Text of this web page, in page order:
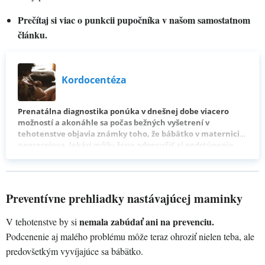
Prečítaj si viac o punkcii pupočníka v našom samostatnom
článku.
Kordocentéza
Prenatálna diagnostika ponúka v dnešnej dobe viacero
možností a akonáhle sa počas bežných vyšetrení v
tehotenstve objavia známky toho, že bábätko v maternici
neprospieva, lekári môžu žene odporučiť aj podstúpenie
Preventívne prehliadky nastávajúcej maminky
V tehotenstve by si nemala zabúdať ani na prevenciu.
Podcenenie aj malého problému môže teraz ohroziť nielen teba, ale
predovšetkým vyvíjajúce sa bábätko.